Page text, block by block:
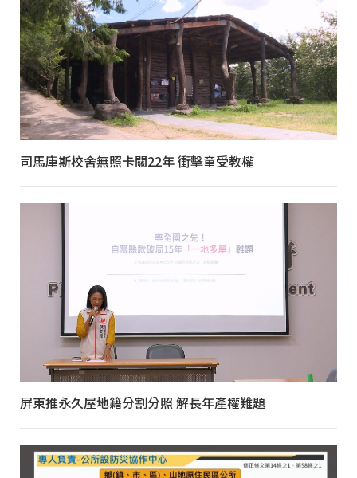
司馬庫斯校舍無照卡關22年 衝擊童受教權
屏東推永久屋地籍分割分照 解長年產權難題